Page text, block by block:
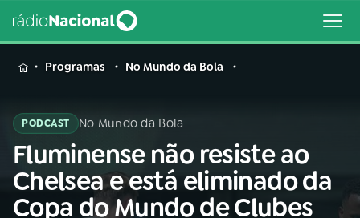
MENU
Buscar
na
Rádio
Nacional
Buscar
Programas No Mundo da Bola
PODCAST No Mundo da Bola
Fluminense não resiste ao
Chelsea e está eliminado da
Copa do Mundo de Clubes